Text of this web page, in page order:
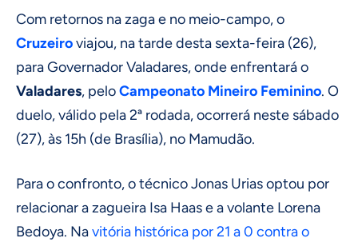
Com retornos na zaga e no meio-campo, o
Cruzeiroviajou, na tarde desta sexta-feira (26),
para Governador Valadares, onde enfrentará o
Valadares, peloCampeonato Mineiro Feminino. O
duelo, válido pela 2ª rodada, ocorrerá neste sábado
(27), às 15h (de Brasília), no Mamudão.
Para o confronto, o técnico Jonas Urias optou por
relacionar a zagueira Isa Haas e a volante Lorena
Bedoya. Navitória histórica por 21 a 0 contra o